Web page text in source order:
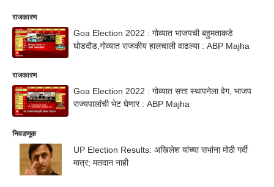
राजकारण
Goa Election 2022 : गोव्यात भाजपची बहुमताकडे
घोडदौड,गोव्यात राजकीय हालचाली वाढल्या : ABP Majha
राजकारण
Goa Election 2022 : गोव्यात सत्ता स्थापनेला वेग, भाजप
राज्यपालांची भेट घेणार : ABP Majha
निवडणूक
UP Election Results: अखिलेश यांच्या सभांना मोठी गर्दी
मात्र; मतदान नाही